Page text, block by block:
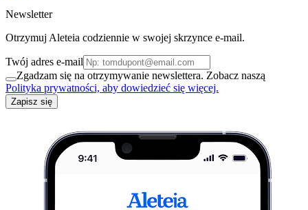
Newsletter
Otrzymuj Aleteia codziennie w swojej skrzynce e-mail.
Twój adres e-mail
Zgadzam się na otrzymywanie newslettera. Zobacz naszą
Polityka prywatności, aby dowiedzieć się więcej.
Zapisz się